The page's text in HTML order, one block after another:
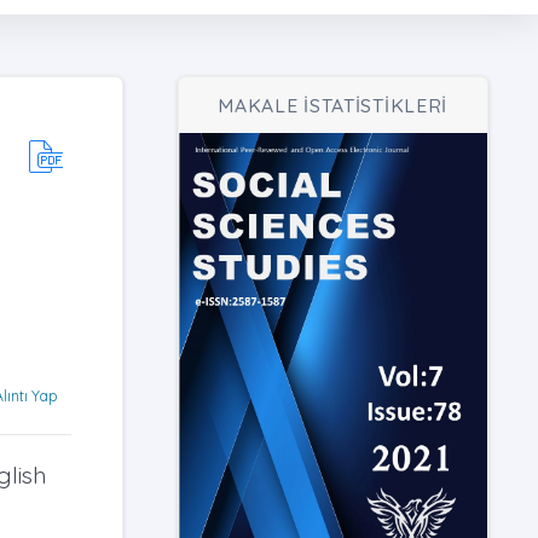
Yap
MAKALE İSTATİSTİKLERİ